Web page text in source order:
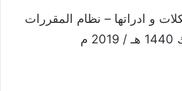
و ادراتها – نظام المقررات